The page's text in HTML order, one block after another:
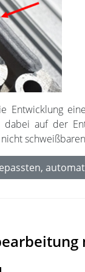
Entwicklung
auf der